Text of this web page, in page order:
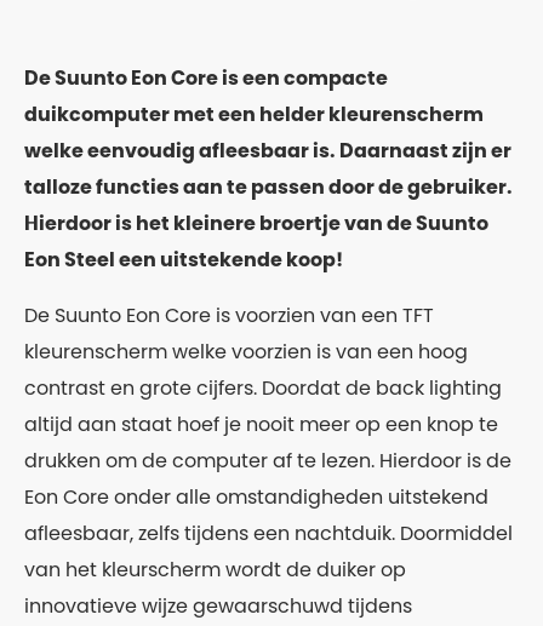
De Suunto Eon Core is een compacte
duikcomputer met een helder kleurenscherm
welke eenvoudig afleesbaar is. Daarnaast zijn er
talloze functies aan te passen door de gebruiker.
Hierdoor is het kleinere broertje van de Suunto
Eon Steel een uitstekende koop!
De Suunto Eon Core is voorzien van een TFT
kleurenscherm welke voorzien is van een hoog
contrast en grote cijfers. Doordat de back lighting
altijd aan staat hoef je nooit meer op een knop te
drukken om de computer af te lezen. Hierdoor is de
Eon Core onder alle omstandigheden uitstekend
afleesbaar, zelfs tijdens een nachtduik. Doormiddel
van het kleurscherm wordt de duiker op
innovatieve wijze gewaarschuwd tijdens